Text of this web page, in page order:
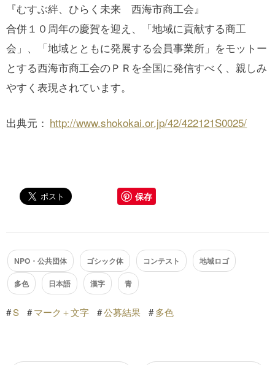
『むすぶ絆、ひらく未来 西海市商工会』
合併１０周年の慶賀を迎え、「地域に貢献する商工
会」、「地域とともに発展する会員事業所」をモットー
とする西海市商工会のＰＲを全国に発信すべく、親しみ
やすく表現されています。
出典元： http://www.shokokai.or.jp/42/422121S0025/
保存
NPO・公共団体 ゴシック体 コンテスト 地域ロゴ
多色 日本語 漢字 青
#S #マーク＋文字 #公募結果 #多色